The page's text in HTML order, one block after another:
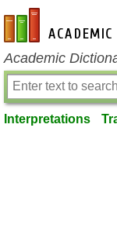
en-academic.com
Academic
Interpretations